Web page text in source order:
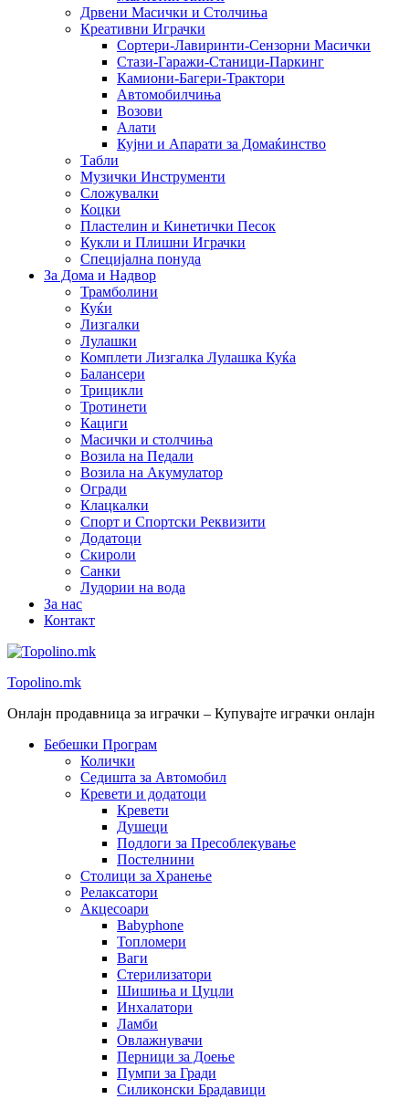
Дрвени Масички и Столчиња
Креативни Играчки
Сортери-Лавиринти-Сензорни Масички
Стази-Гаражи-Станици-Паркинг
Камиони-Багери-Трактори
Автомобилчиња
Возови
Алати
Кујни и Апарати за Домаќинство
Табли
Музички Инструменти
Сложувалки
Коцки
Пластелин и Кинетички Песок
Кукли и Плишни Играчки
Специјална понуда
За Дома и Надвор
Трамболини
Куќи
Лизгалки
Лулашки
Комплети Лизгалка Лулашка Куќа
Балансери
Трицикли
Тротинети
Кациги
Mасички и столчиња
Возила на Педали
Возила на Акумулатор
Огради
Клацкалки
Спорт и Спортски Реквизити
Додатоци
Скироли
Санки
Лудории на вода
За нас
Контакт
Topolino.mk
Онлајн продавница за играчки – Купувајте играчки онлајн
Бебешки Програм
Колички
Седишта за Автомобил
Кревети и додатоци
Кревети
Душеци
Подлоги за Пресоблекување
Постелнини
Столици за Хранење
Релаксатори
Акцесоари
Babyphone
Топломери
Ваги
Стерилизатори
Шишиња и Цуцли
Инхалатори
Ламби
Овлажнувачи
Перници за Доење
Пумпи за Гради
Силиконски Брадавици